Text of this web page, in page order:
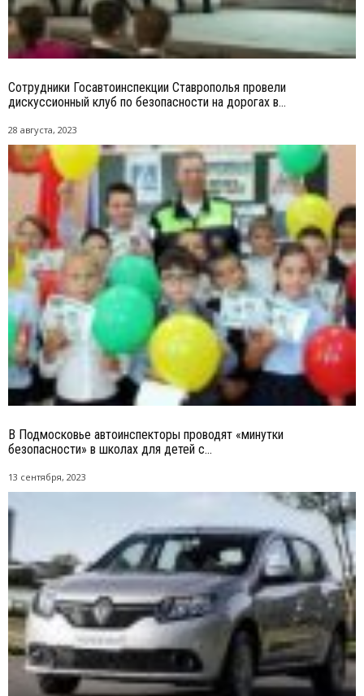
Сотрудники Госавтоинспекции Ставрополья провели
дискуссионный клуб по безопасности на дорогах в...
28 августа, 2023
В Подмосковье автоинспекторы проводят «минутки
безопасности» в школах для детей с...
13 сентября, 2023